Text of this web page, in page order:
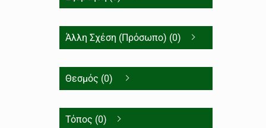
Άλλη Σχέση (Πρόσωπο) (0)
Θεσμός (0)
Τόπος (0)